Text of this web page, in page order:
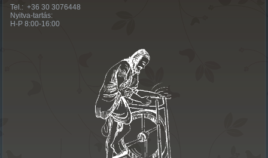
Tel.: +36 30 3076448
Nyitva-tartás:
H-P 8:00-16:00